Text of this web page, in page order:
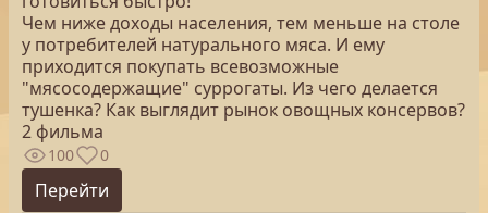
Чем ниже доходы населения, тем меньше на столе
у потребителей натурального мяса. И ему
приходится покупать всевозможные
"мясосодержащие" суррогаты. Из чего делается
тушенка? Как выглядит рынок овощных консервов?
2 фильма
100 0
Перейти